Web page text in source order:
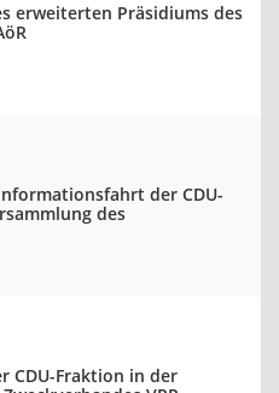
erweiterten Präsidiums des
der CDU-
des
CDU-Fraktion in der